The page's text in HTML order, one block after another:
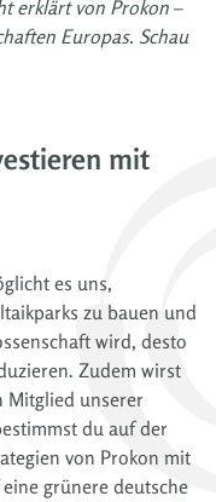
erklärt von Prokon –
Europas. Schau
mit
es uns,
zu bauen und
wird, desto
Zudem wirst
Mitglied unserer
du auf der
von Prokon mit
grünere deutsche